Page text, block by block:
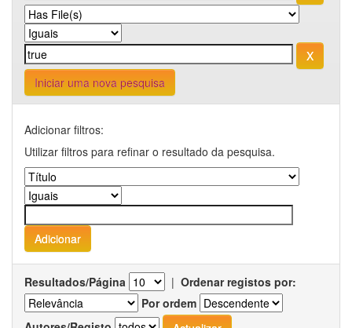
Iniciar uma nova pesquisa
Adicionar filtros:
Utilizar filtros para refinar o resultado da pesquisa.
Resultados/Página | Ordenar registos por:
Por ordem